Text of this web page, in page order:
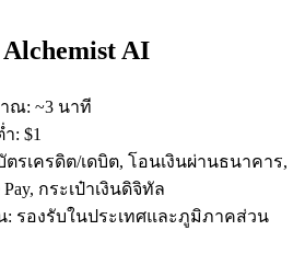
จิทัล
เร็กซ์ โลหะมีค่า และสินค้าโภคภัณฑ์
AI
าณ: ~3 นาที
ำ: $1
ตรเครดิต/เดบิต, โอนเงินผ่านธนาคาร,
Pay, กระเป๋าเงินดิจิทัล
: รองรับในประเทศและภูมิภาคส่วน